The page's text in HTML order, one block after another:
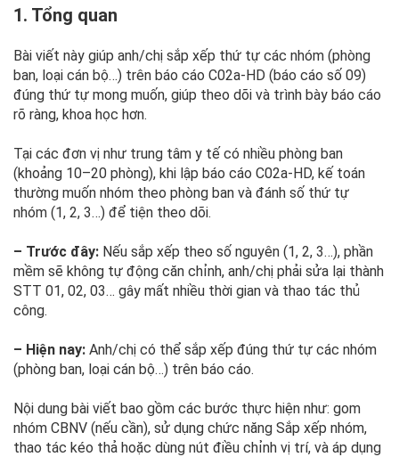
1. Tổng quan
Bài viết này giúp anh/chị sắp xếp thứ tự các nhóm (phòng
ban, loại cán bộ…) trên báo cáo C02a-HD (báo cáo số 09)
đúng thứ tự mong muốn, giúp theo dõi và trình bày báo cáo
rõ ràng, khoa học hơn.
Tại các đơn vị như trung tâm y tế có nhiều phòng ban
(khoảng 10–20 phòng), khi lập báo cáo C02a-HD, kế toán
thường muốn nhóm theo phòng ban và đánh số thứ tự
nhóm (1, 2, 3…) để tiện theo dõi.
– Trước đây: Nếu sắp xếp theo số nguyên (1, 2, 3…), phần
mềm sẽ không tự động căn chỉnh, anh/chị phải sửa lại thành
STT 01, 02, 03… gây mất nhiều thời gian và thao tác thủ
công.
– Hiện nay: Anh/chị có thể sắp xếp đúng thứ tự các nhóm
(phòng ban, loại cán bộ…) trên báo cáo.
Nội dung bài viết bao gồm các bước thực hiện như: gom
nhóm CBNV (nếu cần), sử dụng chức năng Sắp xếp nhóm,
thao tác kéo thả hoặc dùng nút điều chỉnh vị trí, và áp dụng